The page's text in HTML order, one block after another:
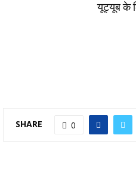
यूट्यूब के
SHARE 0